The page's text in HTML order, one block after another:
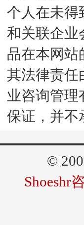
个人在未得
和关联企业
品在本网站
其法律责任
业咨询管理
保证，并不
©
Shoeshr